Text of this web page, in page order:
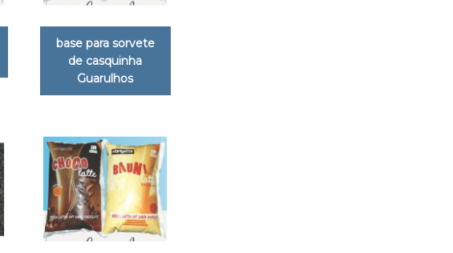
base para sorvete
de casquinha
Guarulhos